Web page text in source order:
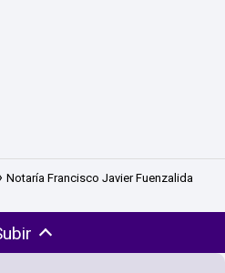
Notaría Francisco Javier Fuenzalida